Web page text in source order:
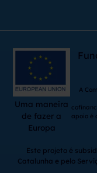
Uma maneira
de fazer a
Europa
A
apoio é
Este projeto é
Catalunha e pelo